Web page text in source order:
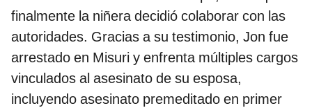
finalmente la niñera decidió colaborar con las
autoridades. Gracias a su testimonio, Jon fue
arrestado en Misuri y enfrenta múltiples cargos
vinculados al asesinato de su esposa,
incluyendo asesinato premeditado en primer